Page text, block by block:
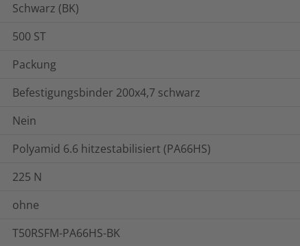
Schwarz (BK)
500 ST
Packung
Befestigungsbinder 200x4,7 schwarz
Nein
Polyamid 6.6 hitzestabilisiert (PA66HS)
225 N
ohne
T50RSFM-PA66HS-BK